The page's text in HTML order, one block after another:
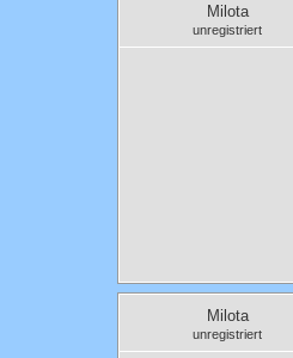
Milota
unregistriert
Milota
unregistriert